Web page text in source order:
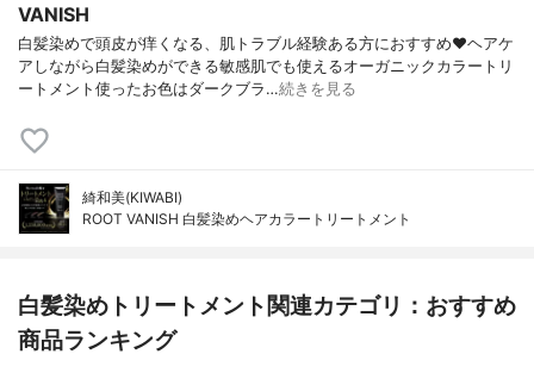
VANISH
白髪染めで頭皮が痒くなる、肌トラブル経験ある方におすすめ❤ヘアケ
アしながら白髪染めができる敏感肌でも使えるオーガニックカラートリ
ートメント使ったお色はダークブラ…続きを見る
綺和美(KIWABI)
ROOT VANISH 白髪染めヘアカラートリートメント
白髪染めトリートメント関連カテゴリ：おすすめ
商品ランキング